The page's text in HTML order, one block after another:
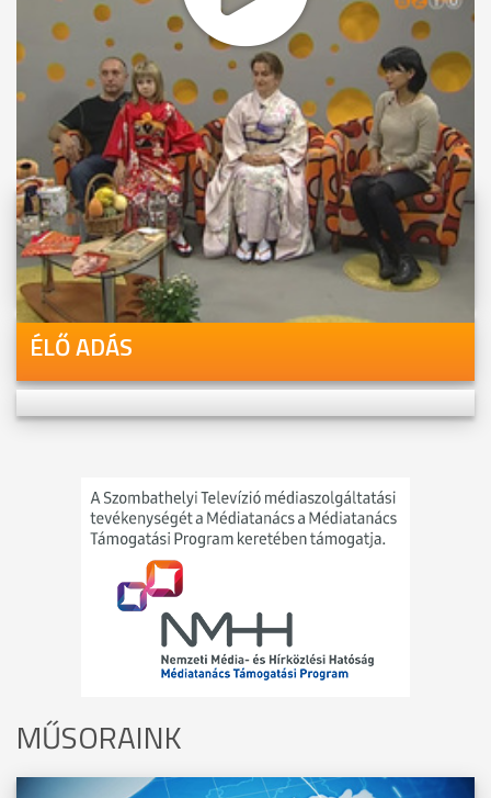
MEGOSZTÁS
Videóink megtekinthetőek
Youtube-csatornánkon is!
ÉLŐ ADÁS
MŰSORAINK